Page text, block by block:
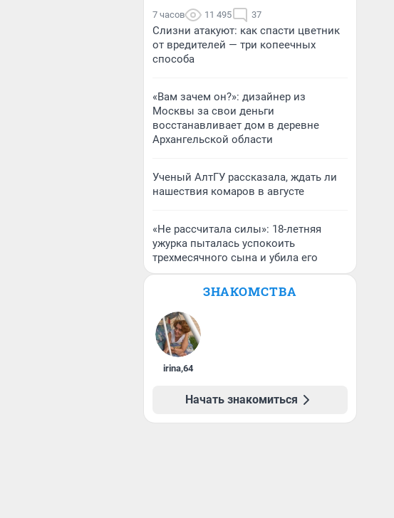
7 часов 11 495 37
Слизни атакуют: как спасти цветник
от вредителей — три копеечных
способа
«Вам зачем он?»: дизайнер из
Москвы за свои деньги
восстанавливает дом в деревне
Архангельской области
Ученый АлтГУ рассказала, ждать ли
нашествия комаров в августе
«Не рассчитала силы»: 18-летняя
ужурка пыталась успокоить
трехмесячного сына и убила его
ЗНАКОМСТВА
irina,64
Начать знакомиться